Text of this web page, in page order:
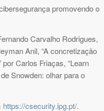
promovendo o
Carvalho Rodrigues,
Anil, “A concretização
Carlos Friaças, “Learn
Snowden: olhar para o
https://csecurity.ipg.pt/.